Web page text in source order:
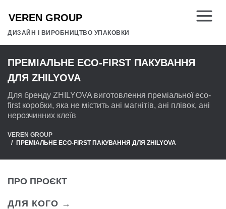
ДИЗАЙН І ВИРОБНИЦТВО УПАКОВКИ
ПРЕМІАЛЬНЕ ECO-FIRST ПАКУВАННЯ
ДЛЯ ZHILYOVA
Для бренду ZHILYOVA виготовлення преміальної eco-
first коробки, яка не містить ані магнітів, ані плівок, ані
нерозчинних клеїв
VEREN GROUP
ПРЕМІАЛЬНЕ ECO-FIRST ПАКУВАННЯ ДЛЯ ZHILYOVA
ПРО ПРОЄКТ
ДЛЯ КОГО →